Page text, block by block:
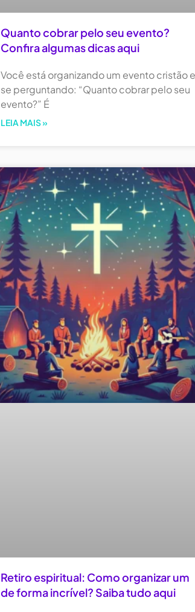
Quanto cobrar pelo seu evento?
Confira algumas dicas aqui
Você está organizando um evento cristão e
se perguntando: “Quanto cobrar pelo seu
evento?” É
LEIA MAIS »
Retiro espiritual: Como organizar um
de forma incrível? Saiba tudo aqui